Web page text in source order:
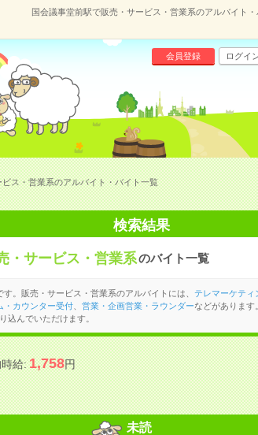
国会議事堂前駅で販売・サービス・営業系のアルバイト
会員登録 ログイ
ス・営業系のアルバイト・バイト一覧
検索結果
・サービス・営業系のバイト一覧
。販売・サービス・営業系のアルバイトには、 テレマーケティ
・カウンター受付、 営業・企画営業・ラウンダーなどがあります
込んでいただけます。
給:1,758円
未読